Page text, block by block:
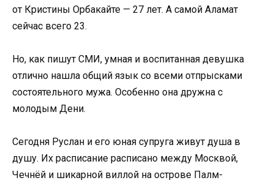
от Кристины Орбакайте — 27 лет. А самой Аламат
сейчас всего 23.
Но, как пишут СМИ, умная и воспитанная девушка
отлично нашла общий язык со всеми отпрысками
состоятельного мужа. Особенно она дружна с
молодым Дени.
Сегодня Руслан и его юная супруга живут душа в
душу. Их расписание расписано между Москвой,
Чечнёй и шикарной виллой на острове Палм-